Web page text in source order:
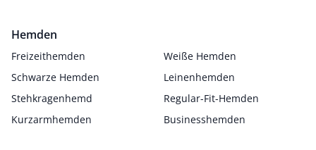
Hemden
Freizeithemden
Weiße Hemden
Schwarze Hemden
Leinenhemden
Stehkragenhemd
Regular-Fit-Hemden
Kurzarmhemden
Businesshemden